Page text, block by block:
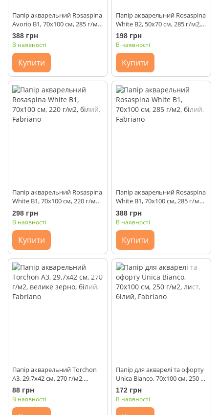
Папір акварельний Rosaspina
Avorio B1, 70x100 см, 285 г/м2,
слонова кістка, Fabriano
388 грн
В наявності
Купити
Папір акварельний Rosaspina
White B2, 50x70 см, 285 г/м2,
білий, Fabriano
198 грн
В наявності
Купити
Папір акварельний Rosaspina
White B1, 70x100 см, 220 г/м2,
білий, Fabriano
298 грн
В наявності
Купити
Папір акварельний Rosaspina
White B1, 70x100 см, 285 г/м2,
білий, Fabriano
388 грн
В наявності
Купити
Папір акварельний Torchon
A3, 29,7х42 см, 270 г/м2,
велике зерно, білий, Fabriano
88 грн
В наявності
Папір для акварелі та офорту
Unica Bianco, 70х100 см, 250 г/
м2, лист, білий, Fabriano
172 грн
В наявності